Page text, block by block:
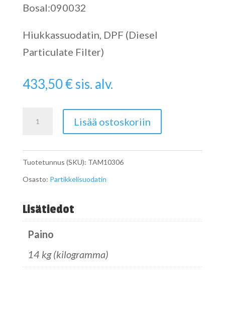
Bosal:090032
Hiukkassuodatin, DPF (Diesel
Particulate Filter)
433,50€sis. alv.
Converter
määrä
Lisää ostoskoriin
Tuotetunnus (SKU): TAM10306
Osasto: Partikkelisuodatin
Lisätiedot
Paino
14 kg (kilogramma)